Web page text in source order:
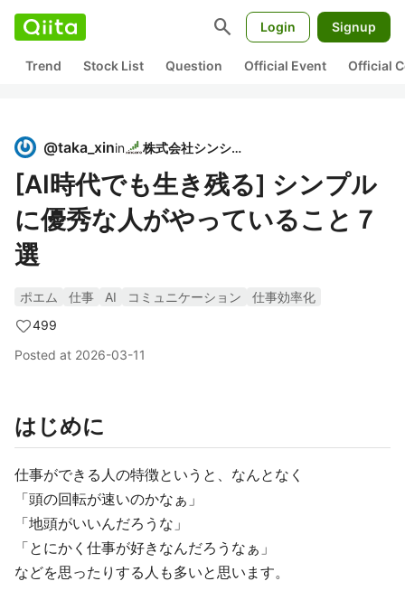
search Login Signup
Trend Stock List Question Official Event Official
@taka_xinin 株式会社シンシア
[AI時代でも生き残る] シンプル
に優秀な人がやっていること７
選
ポエム 仕事 AI コミュニケーション
仕事効率化
499
Posted at 2026-03-11
はじめに
仕事ができる人の特徴というと、なんとなく
「頭の回転が速いのかなぁ」
「地頭がいいんだろうな」
「とにかく仕事が好きなんだろうなぁ」
などを思ったりする人も多いと思います。